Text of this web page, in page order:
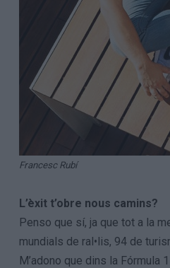
Francesc Rubí
L’èxit t’obre nous camins?
Penso que sí, ja que tot a la
mundials de ral•lis, 94 de
M’adono que dins la